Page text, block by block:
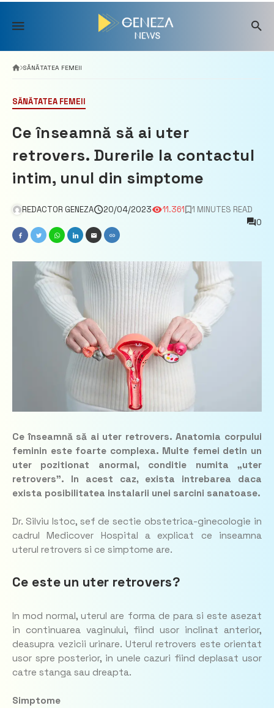
Skip
content
SĂNĂTATEA FEMEII
SĂNĂTATEA FEMEII
Ce înseamnă să ai uter
retrovers. Durerile la contactul
intim, unul din simptome
REDACTOR GENEZA 20/04/2023 11.361
1 MINUTES READ
0
Ce înseamnă să ai uter retrovers. Anatomia corpului
feminin este foarte complexa. Multe femei detin un
uter pozitionat anormal, conditie numita „uter
retrovers”. In acest caz, exista intrebarea daca
exista posibilitatea instalarii unei sarcini sanatoase.
Dr. Silviu Istoc, sef de sectie obstetrica-ginecologie in
cadrul Medicover Hospital a explicat ce inseamna
uterul retrovers si ce simptome are.
Ce este un uter retrovers?
In mod normal, uterul are forma de para si este asezat
in continuarea vaginului, fiind usor inclinat anterior,
deasupra vezicii urinare. Uterul retrovers este orientat
usor spre posterior, in unele cazuri fiind deplasat usor
catre stanga sau dreapta.
Simptome